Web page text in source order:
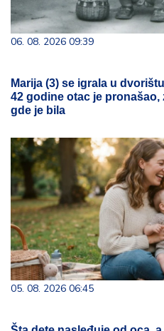
06. 08. 2026 09:39
Marija (3) se igrala u
42 godine otac je pronašao,
gde je bila
05. 08. 2026 06:45